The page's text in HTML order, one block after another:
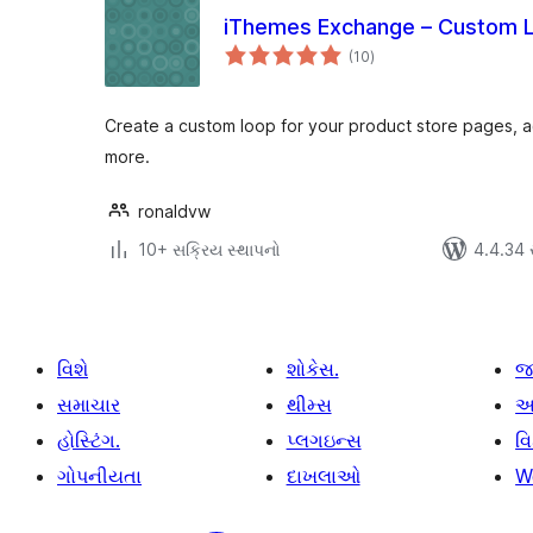
iThemes Exchange – Custom
(10કુલ
રેટિંગ્સ
)
Create a custom loop for your product store pages,
more.
ronaldvw
10+ સક્રિય સ્થાપનો
4.4.34
વિશે
સમાચાર
હોસ્ટિંગ.
ગોપનીયતા
શોકેસ.
થીમ્સ
પ્લગઇન્સ
દાખલાઓ